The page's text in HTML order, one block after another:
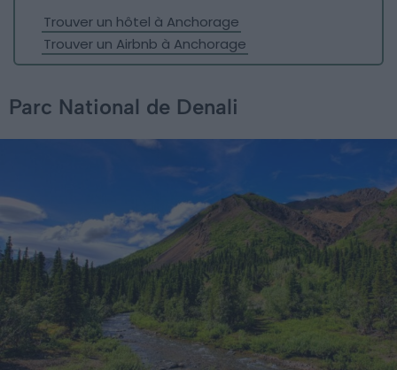
Trouver un hôtel à Anchorage
Trouver un Airbnb à Anchorage
Parc National de Denali